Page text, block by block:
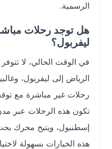
الرسمية.
هل توجد رحلات مباشرة
ليفربول؟
في الوقت الحالي، لا تتوفر
الرياض إلى ليفربول، وغالبية
رحلات غير مباشرة مع توقف
تكون هذه الرحلات عبر مدن
إسطنبول، ويتيح محرك بحث
هذه الخيارات بسهولة لاختيار